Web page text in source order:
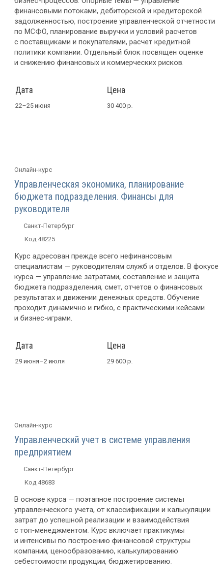
финансовыми потоками, дебиторской и кредиторской
задолженностью, построение управленческой отчетности
по МСФО, планирование выручки и условий расчетов
с поставщиками и покупателями, расчет кредитной
политики компании. Отдельный блок посвящен оценке
и снижению финансовых и коммерческих рисков.
Дата
22–25 июня
Цена
30 400 р.
Онлайн-курс
Управленческая экономика, планирование
бюджета подразделения. Финансы для
руководителя
Санкт-Петербург
Код 48225
Курс адресован прежде всего нефинансовым
специалистам — руководителям служб и отделов. В фокусе
курса — управление затратами, составление и защита
бюджета подразделения, смет, отчетов о финансовых
результатах и движении денежных средств. Обучение
проходит динамично и гибко, с практическими кейсами
и бизнес-играми.
Дата
29 июня–2 июля
Цена
29 600 р.
Онлайн-курс
Управленческий учет в системе управления
предприятием
Санкт-Петербург
Код 48683
В основе курса — поэтапное построение системы
управленческого учета, от классификации и калькуляции
затрат до успешной реализации и взаимодействия
с топ-менеджментом. Курс включает практикумы
и интенсивы по построению финансовой структуры
компании, ценообразованию, калькулированию
себестоимости продукции, бюджетированию.